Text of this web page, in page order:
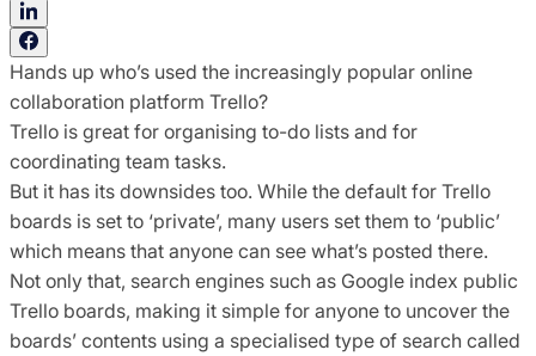
Hands up who’s used the increasingly popular online
collaboration platform Trello?
Trello is great for organising to-do lists and for
coordinating team tasks.
But it has its downsides too. While the default for Trello
boards is set to ‘private’, many users set them to ‘public’
which means that anyone can see what’s posted there.
Not only that, search engines such as Google index public
Trello boards, making it simple for anyone to uncover the
boards’ contents using a specialised type of search called